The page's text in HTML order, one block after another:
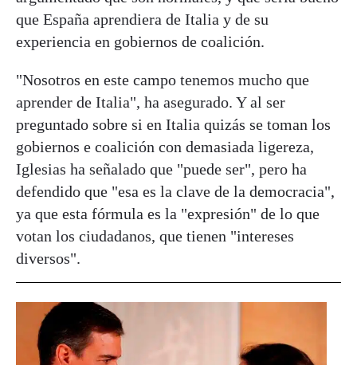
que España aprendiera de Italia y de su
experiencia en gobiernos de coalición.
"Nosotros en este campo tenemos mucho que
aprender de Italia", ha asegurado. Y al ser
preguntado sobre si en Italia quizás se toman los
gobiernos e coalición con demasiada ligereza,
Iglesias ha señalado que "puede ser", pero ha
defendido que "esa es la clave de la democracia",
ya que esta fórmula es la "expresión" de lo que
votan los ciudadanos, que tienen "intereses
diversos".